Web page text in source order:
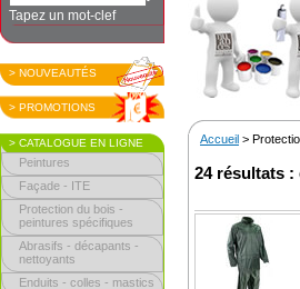
Tapez un mot-clef
> NOUVEAUTÉS
> PROMOTIONS
> CATALOGUE EN LIGNE
Peintures
Façade - ITE
Protection du bois -
peintures spécifiques
Abrasifs - décapants -
nettoyants
Enduits - colles - mastics
Accueil >
24 résultats